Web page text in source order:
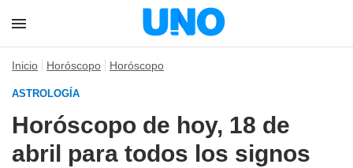
Inicio Horóscopo Horóscopo
ASTROLOGÍA
Horóscopo de hoy, 18 de
abril para todos los signos